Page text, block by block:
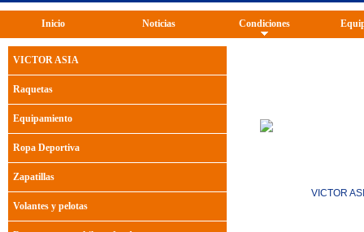
Inicio Noticias Condiciones
VICTOR
VICTOR ASIA
Raquetas
Equipamiento
Ropa Deportiva
Zapatillas
Volantes y pelotas